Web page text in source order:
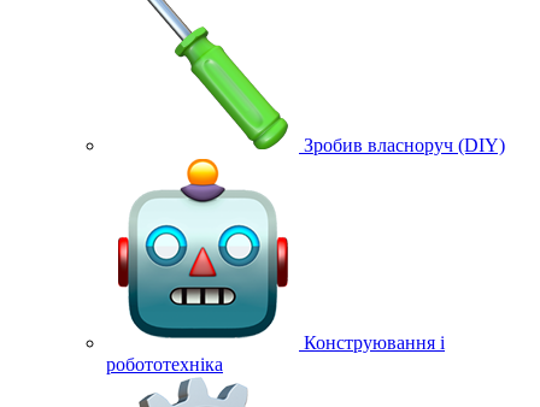
Зробив власноруч (DIY)
Конструювання і
робототехніка